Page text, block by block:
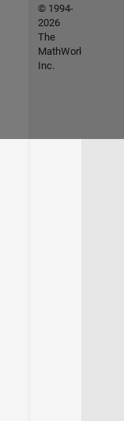
© 1994-
2026
The
MathWorks,
Inc.